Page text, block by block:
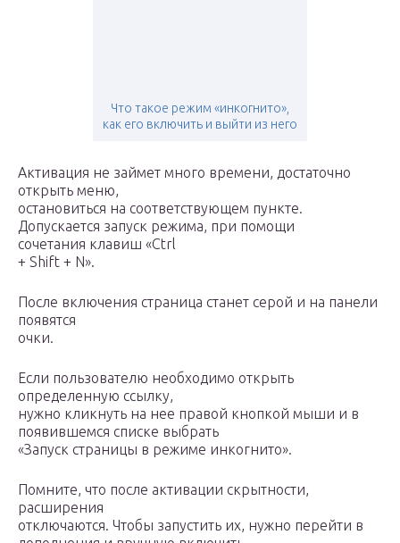
Что такое режим «инкогнито»,
как его включить и выйти из него
Активация не займет много времени, достаточно
открыть меню,
остановиться на соответствующем пункте.
Допускается запуск режима, при помощи
сочетания клавиш «Ctrl
+ Shift + N».
После включения страница станет серой и на панели
появятся
очки.
Если пользователю необходимо открыть
определенную ссылку,
нужно кликнуть на нее правой кнопкой мыши и в
появившемся списке выбрать
«Запуск страницы в режиме инкогнито».
Помните, что после активации скрытности,
расширения
отключаются. Чтобы запустить их, нужно перейти в